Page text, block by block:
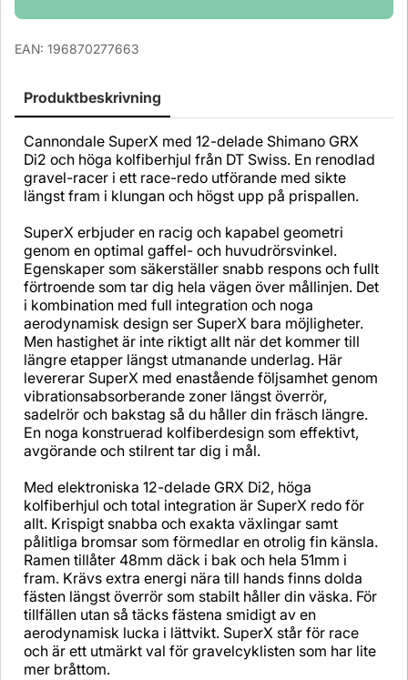
EAN: 196870277663
Produktbeskrivning
Cannondale SuperX med 12-delade Shimano GRX
Di2 och höga kolfiberhjul från DT Swiss. En renodlad
gravel-racer i ett race-redo utförande med sikte
längst fram i klungan och högst upp på prispallen.
SuperX erbjuder en racig och kapabel geometri
genom en optimal gaffel- och huvudrörsvinkel.
Egenskaper som säkerställer snabb respons och fullt
förtroende som tar dig hela vägen över mållinjen. Det
i kombination med full integration och noga
aerodynamisk design ser SuperX bara möjligheter.
Men hastighet är inte riktigt allt när det kommer till
längre etapper längst utmanande underlag. Här
levererar SuperX med enastående följsamhet genom
vibrationsabsorberande zoner längst överrör,
sadelrör och bakstag så du håller din fräsch längre.
En noga konstruerad kolfiberdesign som effektivt,
avgörande och stilrent tar dig i mål.
Med elektroniska 12-delade GRX Di2, höga
kolfiberhjul och total integration är SuperX redo för
allt. Krispigt snabba och exakta växlingar samt
pålitliga bromsar som förmedlar en otrolig fin känsla.
Ramen tillåter 48mm däck i bak och hela 51mm i
fram. Krävs extra energi nära till hands finns dolda
fästen längst överrör som stabilt håller din väska. För
tillfällen utan så täcks fästena smidigt av en
aerodynamisk lucka i lättvikt. SuperX står för race
och är ett utmärkt val för gravelcyklisten som har lite
mer bråttom.